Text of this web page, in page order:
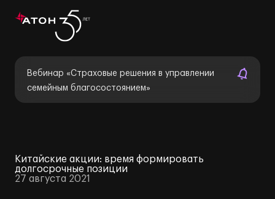
Вебинар «Страховые решения в управлении
семейным благосостоянием»
Китайские акции: время формировать
долгосрочные позиции
27 августа 2021